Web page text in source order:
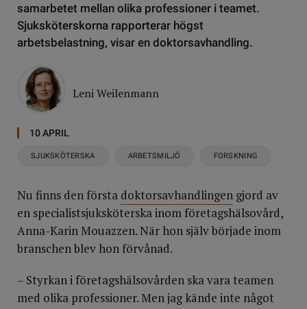
samarbetet mellan olika professioner i teamet.
Sjuksköterskorna rapporterar högst
arbetsbelastning, visar en doktorsavhandling.
Leni Weilenmann
10 APRIL
SJUKSKÖTERSKA ARBETSMILJÖ FORSKNING
Nu finns den första doktorsavhandlingen gjord av
en specialistsjuksköterska inom företagshälsovård,
Anna-Karin Mouazzen. När hon själv började inom
branschen blev hon förvånad.
– Styrkan i företagshälsovården ska vara teamen
med olika professioner. Men jag kände inte något